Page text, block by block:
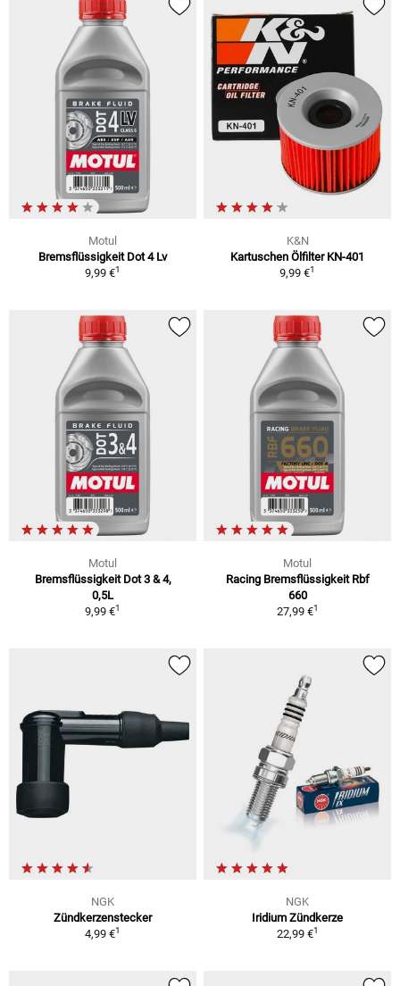
Motul
Bremsflüssigkeit Dot 4 Lv
9,99 €1
K&N
Kartuschen Ölfilter KN-401
9,99 €1
Motul
Bremsflüssigkeit Dot 3 & 4,
0,5L
9,99 €1
Motul
Racing Bremsflüssigkeit Rbf
660
27,99 €1
NGK
Zündkerzenstecker
4,99 €1
NGK
Iridium Zündkerze
22,99 €1